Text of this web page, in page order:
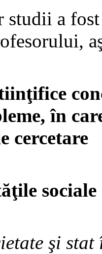
studii a
în
cercetare
sociale
şi